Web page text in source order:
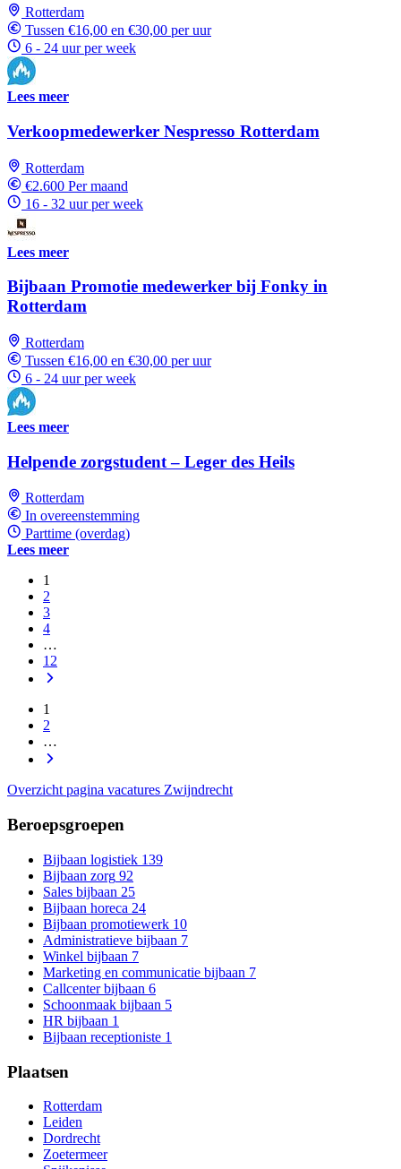
Rotterdam
Tussen €16,00 en €30,00 per uur
6 - 24 uur per week
Lees meer
Verkoopmedewerker Nespresso Rotterdam
Rotterdam
€2.600 Per maand
16 - 32 uur per week
Lees meer
Bijbaan Promotie medewerker bij Fonky in
Rotterdam
Rotterdam
Tussen €16,00 en €30,00 per uur
6 - 24 uur per week
Lees meer
Helpende zorgstudent – Leger des Heils
Rotterdam
In overeenstemming
Parttime (overdag)
Lees meer
1
2
3
4
…
12
1
2
…
Overzicht pagina vacatures Zwijndrecht
Beroepsgroepen
Bijbaan logistiek 139
Bijbaan zorg 92
Sales bijbaan 25
Bijbaan horeca 24
Bijbaan promotiewerk 10
Administratieve bijbaan 7
Winkel bijbaan 7
Marketing en communicatie bijbaan 7
Callcenter bijbaan 6
Schoonmaak bijbaan 5
HR bijbaan 1
Bijbaan receptioniste 1
Plaatsen
Rotterdam
Leiden
Dordrecht
Zoetermeer